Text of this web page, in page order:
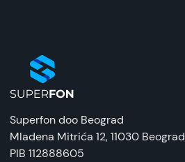
Superfon doo Beograd
Mladena Mitrića 12, 11030 Beograd
PIB 112888605